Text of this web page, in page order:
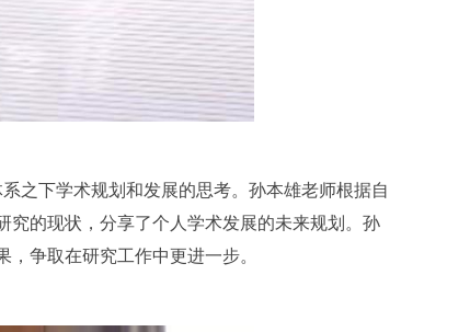
之下学术规划和发展的思考。孙本雄老师根据自
究的现状，分享了个人学术发展的未来规划。孙
争取在研究工作中更进一步。